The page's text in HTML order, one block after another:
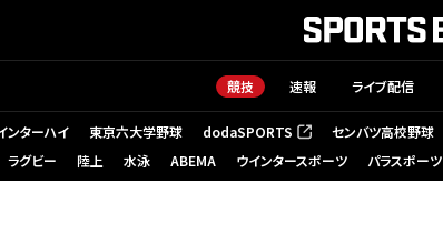
競技 速報 ライブ配信
ンターハイ 東京六大学野球 dodaSPORTS
（新しいタブで開く） センバツ高校野球
ラグビー 陸上 水泳 ABEMA ウインタースポーツ パラスポーツ